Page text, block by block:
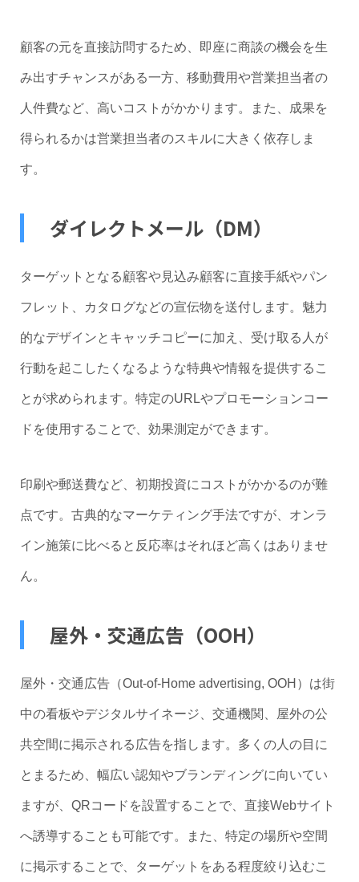
顧客の元を直接訪問するため、即座に商談の機会を生
み出すチャンスがある一方、移動費用や営業担当者の
人件費など、高いコストがかかります。また、成果を
得られるかは営業担当者のスキルに大きく依存しま
す。
ダイレクトメール（DM）
ターゲットとなる顧客や見込み顧客に直接手紙やパン
フレット、カタログなどの宣伝物を送付します。魅力
的なデザインとキャッチコピーに加え、受け取る人が
行動を起こしたくなるような特典や情報を提供するこ
とが求められます。特定のURLやプロモーションコー
ドを使用することで、効果測定ができます。
印刷や郵送費など、初期投資にコストがかかるのが難
点です。古典的なマーケティング手法ですが、オンラ
イン施策に比べると反応率はそれほど高くはありませ
ん。
屋外・交通広告（OOH）
屋外・交通広告（Out-of-Home advertising, OOH）は街
中の看板やデジタルサイネージ、交通機関、屋外の公
共空間に掲示される広告を指します。多くの人の目に
とまるため、幅広い認知やブランディングに向いてい
ますが、QRコードを設置することで、直接Webサイト
へ誘導することも可能です。また、特定の場所や空間
に掲示することで、ターゲットをある程度絞り込むこ